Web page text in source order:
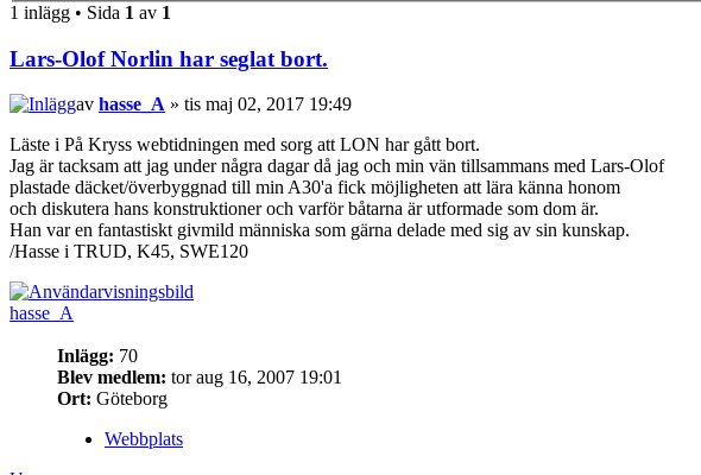
1 inlägg • Sida 1 av 1
Lars-Olof Norlin har seglat bort.
av hasse_A » tis maj 02, 2017 19:49
Läste i På Kryss webtidningen med sorg att LON har gått bort.
Jag är tacksam att jag under några dagar då jag och min vän tillsammans med Lars-Olof
plastade däcket/överbyggnad till min A30'a fick möjligheten att lära känna honom
och diskutera hans konstruktioner och varför båtarna är utformade som dom är.
Han var en fantastiskt givmild människa som gärna delade med sig av sin kunskap.
/Hasse i TRUD, K45, SWE120
hasse_A
Inlägg: 70
Blev medlem: tor aug 16, 2007 19:01
Ort: Göteborg
Webbplats